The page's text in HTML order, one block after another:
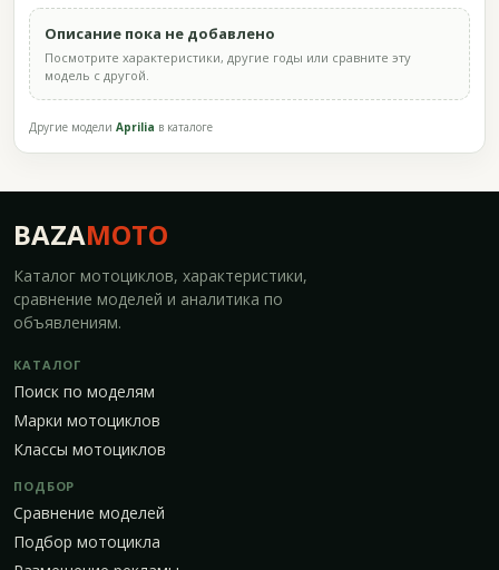
Описание пока не добавлено
Посмотрите характеристики, другие годы или сравните эту
модель с другой.
Другие модели Aprilia в каталоге
BAZAMOTO
Каталог мотоциклов, характеристики,
сравнение моделей и аналитика по
объявлениям.
КАТАЛОГ
Поиск по моделям
Марки мотоциклов
Классы мотоциклов
ПОДБОР
Сравнение моделей
Подбор мотоцикла